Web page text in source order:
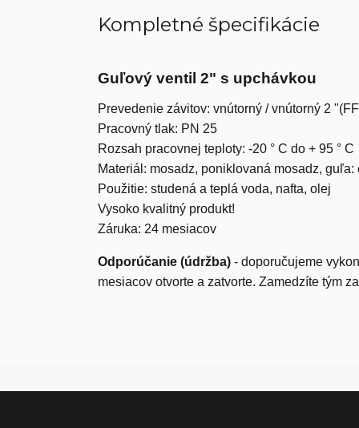
Kompletné špecifikácie
Guľový ventil 2" s upchávkou
Prevedenie závitov: vnútorný / vnútorný 2
Pracovný tlak: PN 25
Rozsah pracovnej teploty: -20 ° C do + 95 ° C
Materiál: mosadz, poniklovaná mosadz,
Použitie: studená a teplá voda, nafta, olej
Vysoko kvalitný produkt!
Záruka: 24 mesiacov
Odporúčanie (údržba) - doporučujeme
mesiacov otvorte a zatvorte. Zamedzíte tým